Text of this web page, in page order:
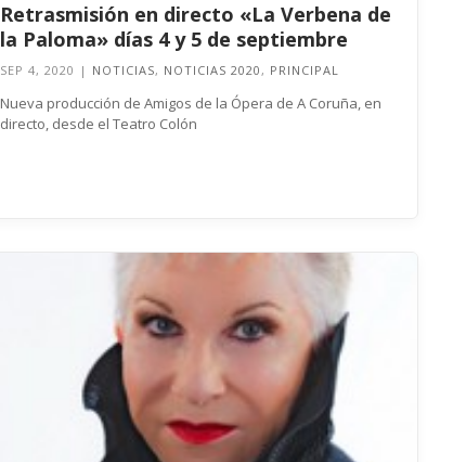
Retrasmisión en directo «La Verbena de
la Paloma» días 4 y 5 de septiembre
SEP 4, 2020 | NOTICIAS, NOTICIAS 2020, PRINCIPAL
Nueva producción de Amigos de la Ópera de A Coruña, en
directo, desde el Teatro Colón